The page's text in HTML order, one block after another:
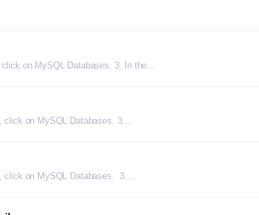
on MySQL Databases. 3. In the...
click on MySQL Databases. 3....
click on MySQL Databases. 3....